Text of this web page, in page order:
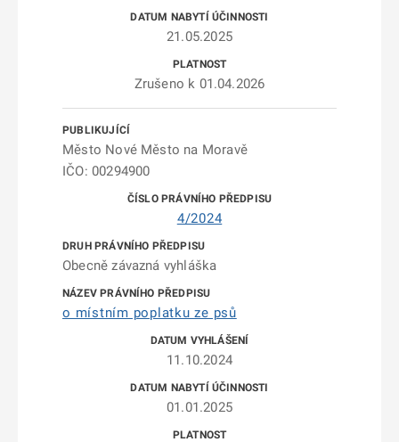
21.05.2025
Zrušeno k 01.04.2026
Město Nové Město na Moravě
IČO: 00294900
4/2024
Obecně závazná vyhláška
o místním poplatku ze psů
11.10.2024
01.01.2025